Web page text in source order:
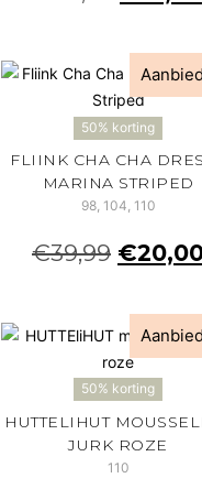
50% korting
FLIINK CHA CHA
MARINA STRIPED
98, 104, 110
€39,99 €
50% korting
HUTTELIHUT
JURK ROZE
110